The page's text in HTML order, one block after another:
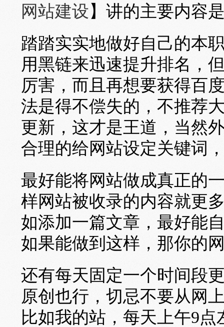
网站建设】讲的主要内容
踏踏实实地做好自己的本
用黑链来迅速提升排名，
厉害，而且再想要获得百
法是得不偿失的，不推荐
更新，这才是王道，当然
合理的给网站设定关键词
最好能将网站做成真正的
样网站被收录的内容就更
如添加一篇文章，最好能
如果能做到这样，那你的
还有每天固定一个时间段
原创也行，切忌不要从网
比如我的站，每天上午9